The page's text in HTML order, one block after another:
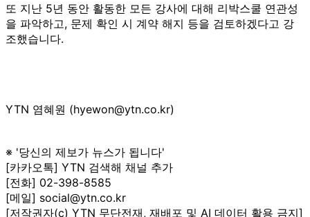
또 지난 5년 동안 활동한 모든 강사에 대해 리박스쿨 연관성
을 파악하고, 문제 확인 시 계약 해지 등을 검토하겠다고 강
조했습니다.
YTN 염혜원 (hyewon@ytn.co.kr)
※ '당신의 제보가 뉴스가 됩니다'
[카카오톡] YTN 검색해 채널 추가
[전화] 02-398-8585
[메일] social@ytn.co.kr
[저작권자(c) YTN 무단전재, 재배포 및 AI 데이터 활용 금지]